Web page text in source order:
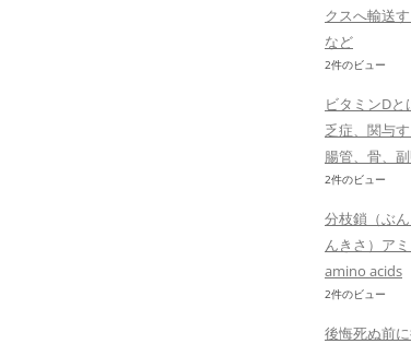
クスへ輸送
など
2件のビュー
ビタミンD
乏症、関与
腸管、骨、副
2件のビュー
分枝鎖（ぶ
んきさ）ア
amino acids
2件のビュー
後悔死ぬ前